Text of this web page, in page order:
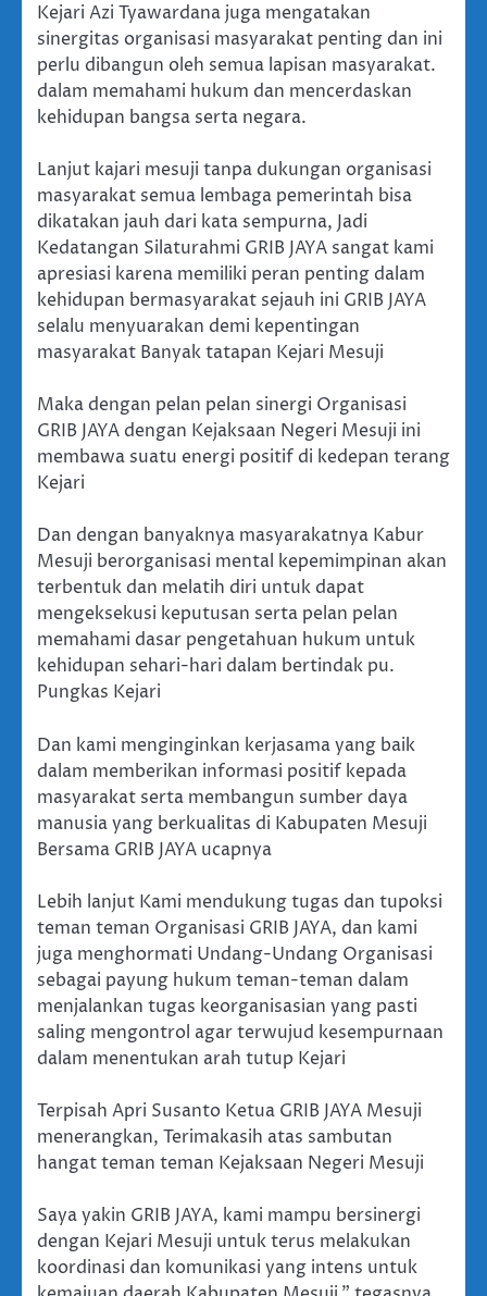
Kejari Azi Tyawardana juga mengatakan
sinergitas organisasi masyarakat penting dan ini
perlu dibangun oleh semua lapisan masyarakat.
dalam memahami hukum dan mencerdaskan
kehidupan bangsa serta negara.
Lanjut kajari mesuji tanpa dukungan organisasi
masyarakat semua lembaga pemerintah bisa
dikatakan jauh dari kata sempurna, Jadi
Kedatangan Silaturahmi GRIB JAYA sangat kami
apresiasi karena memiliki peran penting dalam
kehidupan bermasyarakat sejauh ini GRIB JAYA
selalu menyuarakan demi kepentingan
masyarakat Banyak tatapan Kejari Mesuji
Maka dengan pelan pelan sinergi Organisasi
GRIB JAYA dengan Kejaksaan Negeri Mesuji ini
membawa suatu energi positif di kedepan terang
Kejari
Dan dengan banyaknya masyarakatnya Kabur
Mesuji berorganisasi mental kepemimpinan akan
terbentuk dan melatih diri untuk dapat
mengeksekusi keputusan serta pelan pelan
memahami dasar pengetahuan hukum untuk
kehidupan sehari-hari dalam bertindak pu.
Pungkas Kejari
Dan kami menginginkan kerjasama yang baik
dalam memberikan informasi positif kepada
masyarakat serta membangun sumber daya
manusia yang berkualitas di Kabupaten Mesuji
Bersama GRIB JAYA ucapnya
Lebih lanjut Kami mendukung tugas dan tupoksi
teman teman Organisasi GRIB JAYA, dan kami
juga menghormati Undang-Undang Organisasi
sebagai payung hukum teman-teman dalam
menjalankan tugas keorganisasian yang pasti
saling mengontrol agar terwujud kesempurnaan
dalam menentukan arah tutup Kejari
Terpisah Apri Susanto Ketua GRIB JAYA Mesuji
menerangkan, Terimakasih atas sambutan
hangat teman teman Kejaksaan Negeri Mesuji
Saya yakin GRIB JAYA, kami mampu bersinergi
dengan Kejari Mesuji untuk terus melakukan
koordinasi dan komunikasi yang intens untuk